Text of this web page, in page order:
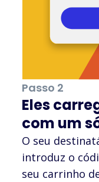
Passo 2
Eles
com um
O seu
introduz o
seu carrinho